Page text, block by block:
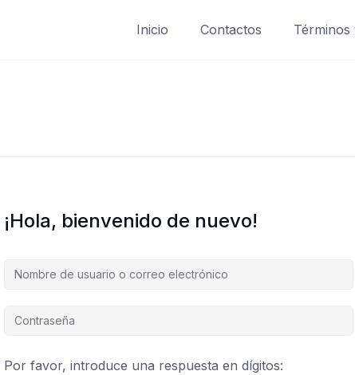
Inicio Contactos Términos
¡Hola, bienvenido de nuevo!
Por favor, introduce una respuesta en dígitos: